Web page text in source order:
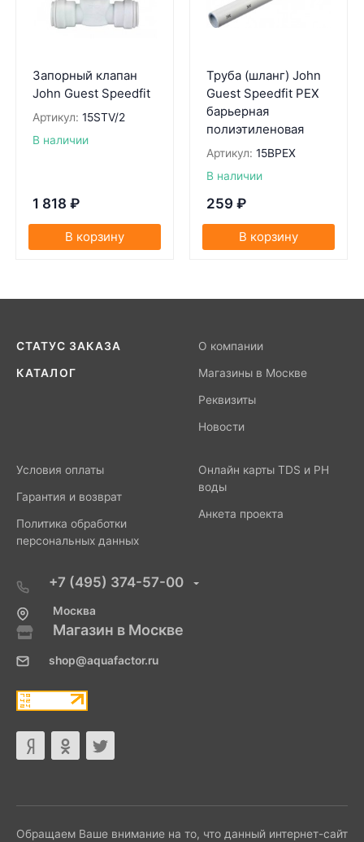
Запорный клапан
John Guest Speedfit
Артикул: 15STV/2
В наличии
1 818 ₽
В корзину
Труба (шланг) John
Guest Speedfit PEX
барьерная
полиэтиленовая
Артикул: 15BPEX
В наличии
259 ₽
В корзину
СТАТУС ЗАКАЗА
КАТАЛОГ
О компании
Магазины в Москве
Реквизиты
Новости
Условия оплаты
Гарантия и возврат
Политика обработки
персональных данных
Онлайн карты TDS и PH
воды
Анкета проекта
+7 (495) 374-57-00
Москва
Магазин в Москве
shop@aquafactor.ru
Обращаем Ваше внимание на то, что данный интернет-сайт